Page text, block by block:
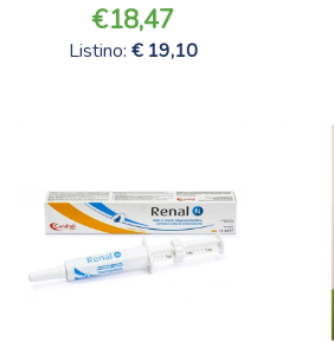
18,47
Listino: 19,10